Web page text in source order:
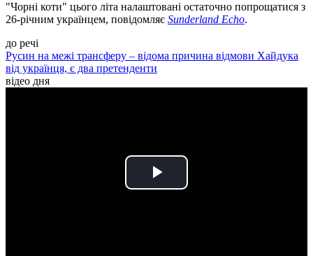
"Чорні коти" цього літа налаштовані остаточно попрощатися з
26-річним українцем, повідомляє Sunderland Echo.
до речі
Русин на межі трансферу – відома причина відмови Хайдука
від українця, є два претенденти
відео дня
Play